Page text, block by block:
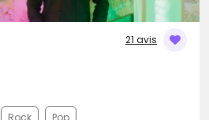
21 avis
Rock Pop